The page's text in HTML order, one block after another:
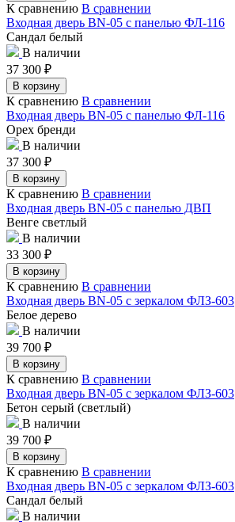
К сравнению В сравнении
Входная дверь BN-05 с панелью ФЛ-116
Сандал белый
В наличии
37 300 ₽
В корзину
К сравнению В сравнении
Входная дверь BN-05 с панелью ФЛ-116
Орех бренди
В наличии
37 300 ₽
В корзину
К сравнению В сравнении
Входная дверь BN-05 с панелью ДВП
Венге светлый
В наличии
33 300 ₽
В корзину
К сравнению В сравнении
Входная дверь BN-05 с зеркалом ФЛЗ-603
Белое дерево
В наличии
39 700 ₽
В корзину
К сравнению В сравнении
Входная дверь BN-05 с зеркалом ФЛЗ-603
Бетон серый (светлый)
В наличии
39 700 ₽
В корзину
К сравнению В сравнении
Входная дверь BN-05 с зеркалом ФЛЗ-603
Сандал белый
В наличии